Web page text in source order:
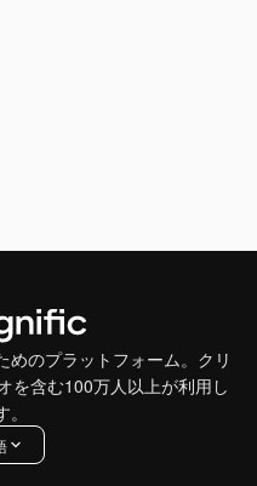
のプラットフォーム。クリ
を含む100万人以上が利用し